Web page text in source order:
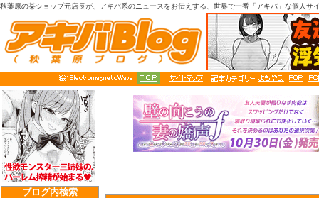
秋葉原の某ショップ元店長が、アキバ系のニュースをお伝えする、世界で一番「アキバ」な個人サ